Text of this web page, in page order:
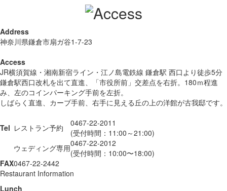
Address
神奈川県鎌倉市扇ガ谷1-7-23
Access
JR横須賀線・湘南新宿ライン・江ノ島電鉄線 鎌倉駅 西口より徒歩5分
鎌倉駅西口改札を出て直進、「市役所前」交差点を右折。180ｍ程進
み、左のコインパーキング手前を左折。
しばらく直進、カーブ手前、右手に見える丘の上の洋館が古我邸です。
Tel レストラン予約
0467-22-2011
(受付時間：11:00～21:00)
ウェディング専用0467-22-2012
(受付時間：10:00〜18:00)
FAX0467-22-2442
Restaurant Information
Lunch